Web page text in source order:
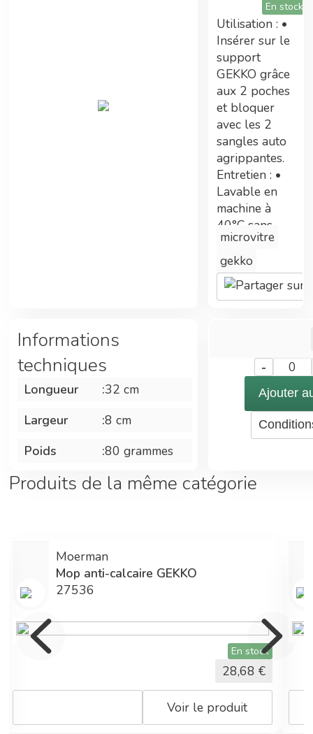
Tarifs préférentiels
Adhérent Econeto, vous avez participé au
financement de cette centrale vous permettant
maintenant de bénéficier de prix avantageux.
Double gains
En plus des tarifs préférentiels, commander
sur la centrale d'achat permet également
d'améliorer les technologies Econeto
En stock
Utilisation : •
Insérer sur le
support
GEKKO grâce
aux 2 poches
et bloquer
avec les 2
sangles auto
agrippantes.
Entretien : •
Lavable en
machine à
40°C sans
adoucissant
(selon
utilisation).
Les points
conception
trapézoïdale
optimise le
drainage de
l'eau sale. •
d'absorption :
environ
vitres
horizontales (
vérandas,...).
microvitre
gekko
Informations
techniques
Longueur :32 cm
Largeur
:8 cm
Poids
:80 grammes
- 0
Ajouter
Produits de la même catégorie
Moerman
Mop anti-calcaire GEKKO
27536
En stock
28,68 €
Voir le produit